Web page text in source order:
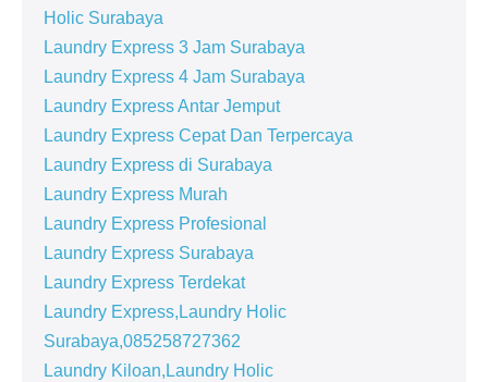
Holic Surabaya
Laundry Express 3 Jam Surabaya
Laundry Express 4 Jam Surabaya
Laundry Express Antar Jemput
Laundry Express Cepat Dan Terpercaya
Laundry Express di Surabaya
Laundry Express Murah
Laundry Express Profesional
Laundry Express Surabaya
Laundry Express Terdekat
Laundry Express,Laundry Holic
Surabaya,085258727362
Laundry Kiloan,Laundry Holic